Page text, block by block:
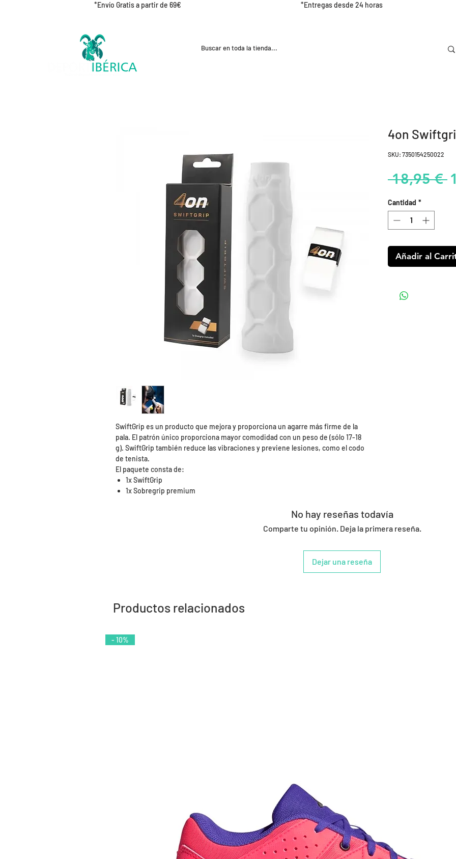
*Envío Gratis a partir de 69€ *Entregas desde 24 horas
SwiftGrip es un producto que mejora y proporciona un agarre más firme de la
pala. El patrón único proporciona mayor comodidad con un peso de (sólo 17-18
g). SwiftGrip también reduce las vibraciones y previene lesiones, como el codo
de tenista.
El paquete consta de:
1x SwiftGrip
1x Sobregrip premium
4on
SKU: 7350154250022
18,95 €
Cantidad *
Añadir al
No hay reseñas todavía
Comparte tu opinión. Deja la primera reseña.
Dejar una reseña
Productos relacionados
- 10%